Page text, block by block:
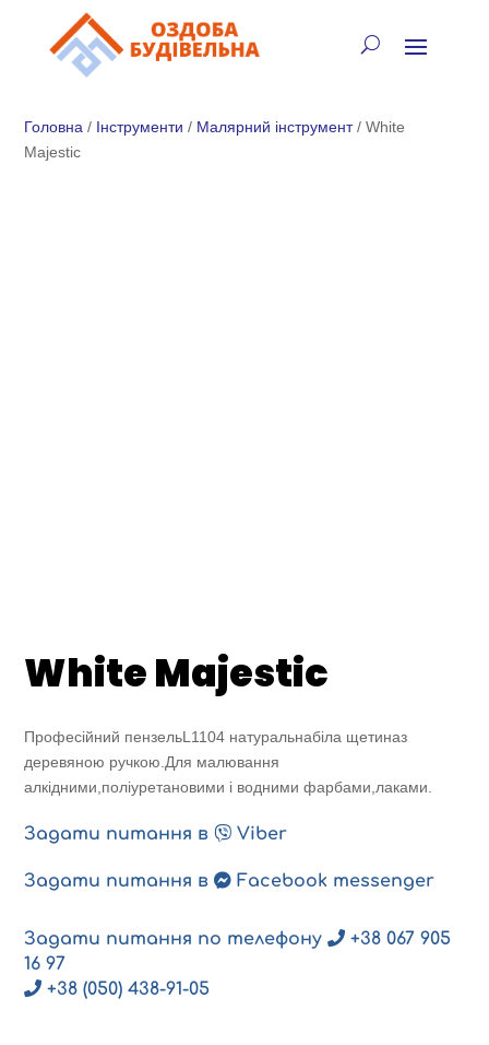
⚡
Головна / Інструменти / Малярний інструмент/ White
Majestic
White Majestic
Професійний пензельL1104 натуральнабіла щетиназ
деревяною ручкою.Для малювання
алкідними,поліуретановими і водними фарбами,лаками.
Задати питання в Viber
Задати питання в Facebook messenger
Задати питання по телефону
+38 067 905
16 97
+38 (050) 438-91-05